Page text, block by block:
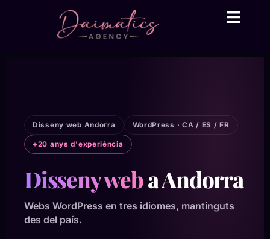
Disseny web Andorra WordPress · CA / ES / FR
+20 anys d'experiència
Disseny weba Andorra
Webs WordPress en tres idiomes, mantinguts
des del país.
Daima Business AI
● En línia